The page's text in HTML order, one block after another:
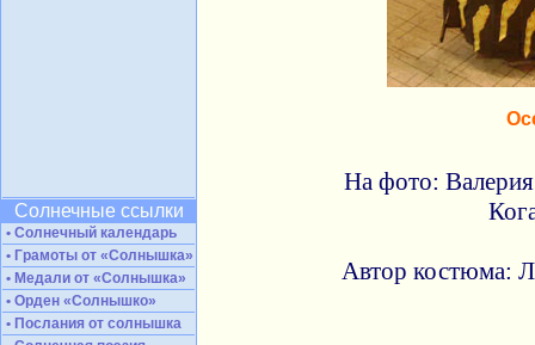
Солнечные ссылки
• Солнечный календарь
• Грамоты от «Солнышка»
• Медали от «Солнышка»
• Орден «Солнышко»
• Послания от солнышка
На фото:
Автор костюма: